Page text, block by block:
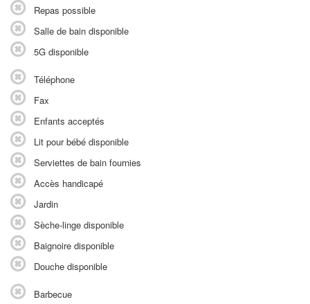
Repas possible
Salle de bain disponible
5G disponible
Téléphone
Fax
Enfants acceptés
Lit pour bébé disponible
Serviettes de bain fournies
Accès handicapé
Jardin
Sèche-linge disponible
Baignoire disponible
Douche disponible
Barbecue